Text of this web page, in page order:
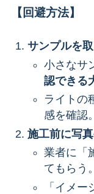
【回避方法】
サンプルを
小さなサ
認できる
ライトの
感を確認。
施工前に写
業者に「
てもらう。
「イメ